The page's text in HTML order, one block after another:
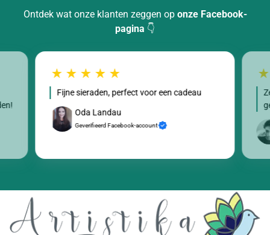
Ontdek wat onze klanten zeggen op onze Facebook-
pagina 👇
Fijne sieraden, perfect voor een cadeau
Oda Landau
Geverifieerd Facebook-account